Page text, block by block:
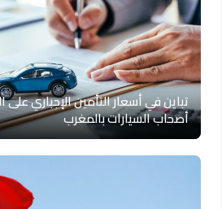
تباين في أسعار التأمين الإجباري على
أصحاب السيارات بالمغرب